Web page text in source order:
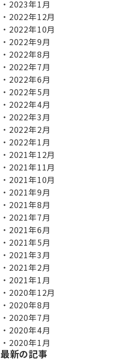
2023年1月
2022年12月
2022年10月
2022年9月
2022年8月
2022年7月
2022年6月
2022年5月
2022年4月
2022年3月
2022年2月
2022年1月
2021年12月
2021年11月
2021年10月
2021年9月
2021年8月
2021年7月
2021年6月
2021年5月
2021年3月
2021年2月
2021年1月
2020年12月
2020年8月
2020年7月
2020年4月
2020年1月
最新の記事